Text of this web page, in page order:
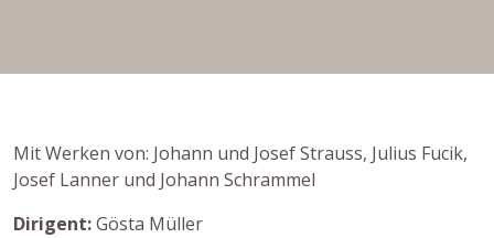
Mit Werken von: Johann und Josef Strauss, Julius Fucik,
Josef Lanner und Johann Schrammel
Dirigent:Gösta Müller